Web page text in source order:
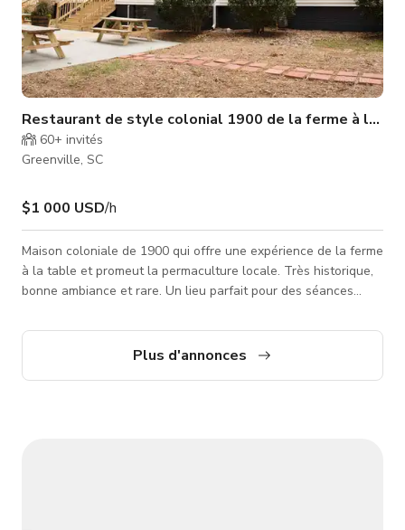
Restaurant de style colonial 1900 de la ferme à la
60+ invités
Greenville, SC
$1 000 USD/h
Maison coloniale de 1900 qui offre une expérience de la ferme
à la table et promeut la permaculture locale. Très historique,
bonne ambiance et rare. Un lieu parfait pour des séances
jusqu'à 100 personnes maximum. Réservez avec nous
Plus d'annonces